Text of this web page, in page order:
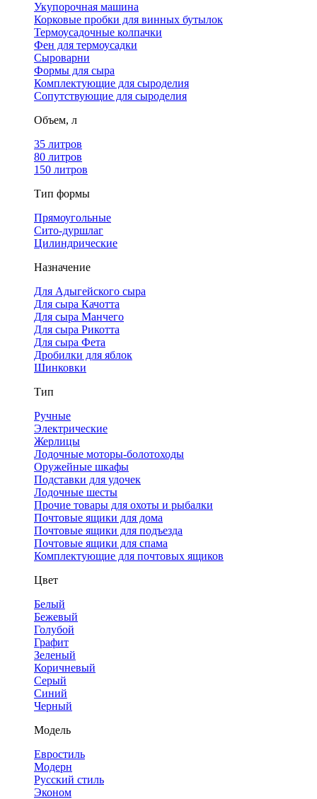
Укупорочная машина
Корковые пробки для винных бутылок
Термоусадочные колпачки
Фен для термоусадки
Сыроварни
Формы для сыра
Комплектующие для сыроделия
Сопутствующие для сыроделия
Объем, л
35 литров
80 литров
150 литров
Тип формы
Прямоугольные
Сито-дуршлаг
Цилиндрические
Назначение
Для Адыгейского сыра
Для сыра Качотта
Для сыра Манчего
Для сыра Рикотта
Для сыра Фета
Дробилки для яблок
Шинковки
Тип
Ручные
Электрические
Жерлицы
Лодочные моторы-болотоходы
Оружейные шкафы
Подставки для удочек
Лодочные шесты
Прочие товары для охоты и рыбалки
Почтовые ящики для дома
Почтовые ящики для подъезда
Почтовые ящики для спама
Комплектующие для почтовых ящиков
Цвет
Белый
Бежевый
Голубой
Графит
Зеленый
Коричневый
Серый
Синий
Черный
Модель
Евростиль
Модерн
Русский стиль
Эконом